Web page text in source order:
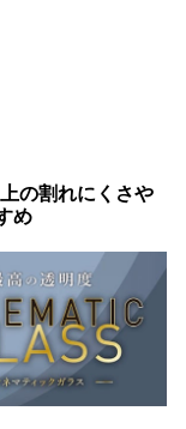
の割れにくさや
め